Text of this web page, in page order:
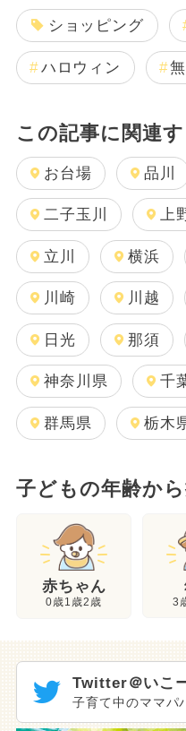
ショッピング
ハロウィン
この記事に関連
お台場 品川
二子玉川 上
立川 横浜
川崎 川越
日光 那須
神奈川県 千
群馬県 栃木
子どもの年齢か
赤ちゃん
0歳1歳2歳 3
Twitter＠いこ
子育て中のママパ